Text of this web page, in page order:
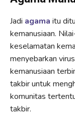
Jadi agama itu
kemanusiaan.
keselamatan
menyebarkan
kemanusiaan
takbir untuk
komunitas
takbir.